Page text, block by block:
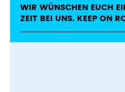
WIR WÜNSCHEN EUCH
ZEIT BEI UNS. KEEP ON